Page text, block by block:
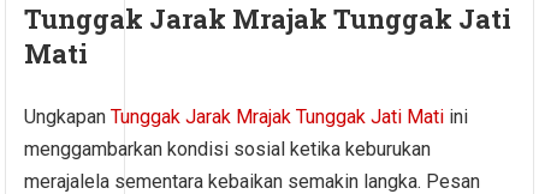
Tunggak Jarak Mrajak Tunggak Jati
Mati
UngkapanTunggak Jarak Mrajak Tunggak Jati Mati ini
menggambarkan kondisi sosial ketika keburukan
merajalela sementara kebaikan semakin langka. Pesan